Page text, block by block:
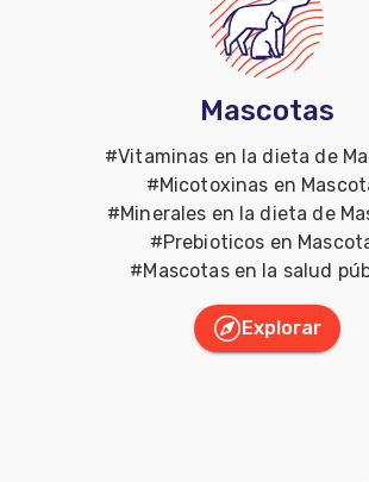
Mascotas
#Vitaminas en la dieta de
#Micotoxinas en
#Minerales en la dieta de
#Prebioticos en
#Mascotas en la salud
Explorar